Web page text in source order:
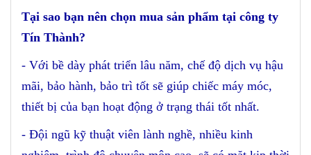
Tại sao bạn nên chọn mua sản phẩm tại công ty
Tín Thành?
- Với bề dày phát triển lâu năm, chế độ dịch vụ hậu
mãi, bảo hành, bảo trì tốt sẽ giúp chiếc máy móc,
thiết bị của bạn hoạt động ở trạng thái tốt nhất.
- Đội ngũ kỹ thuật viên lành nghề, nhiều kinh